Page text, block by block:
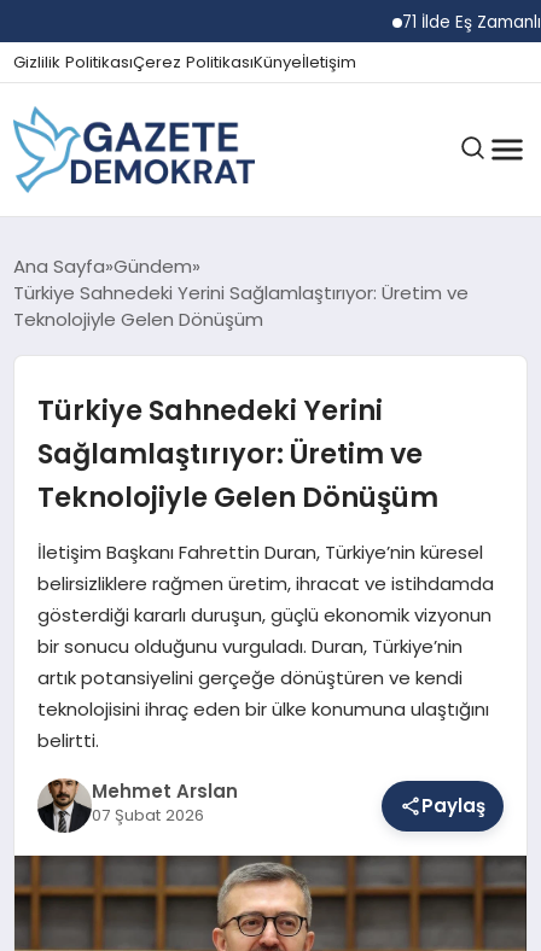
71 İlde Eş Zamanlı
Gizlilik PolitikasıÇerez PolitikasıKünyeİletişim
GÜNDEM
EKONOMI
SPOR
SAĞLIK
EĞITIM
DÜNYA
YAŞAM
Ana Sayfa Gündem
Türkiye Sahnedeki Yerini Sağlamlaştırıyor: Üretim ve
Teknolojiyle Gelen Dönüşüm
Türkiye Sahnedeki Yerini
Sağlamlaştırıyor: Üretim ve
Teknolojiyle Gelen Dönüşüm
İletişim Başkanı Fahrettin Duran, Türkiye’nin küresel
belirsizliklere rağmen üretim, ihracat ve istihdamda
gösterdiği kararlı duruşun, güçlü ekonomik vizyonun
bir sonucu olduğunu vurguladı. Duran, Türkiye’nin
artık potansiyelini gerçeğe dönüştüren ve kendi
teknolojisini ihraç eden bir ülke konumuna ulaştığını
belirtti.
Mehmet Arslan
07 Şubat 2026 Paylaş